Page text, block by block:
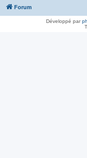
Forum
Développé par